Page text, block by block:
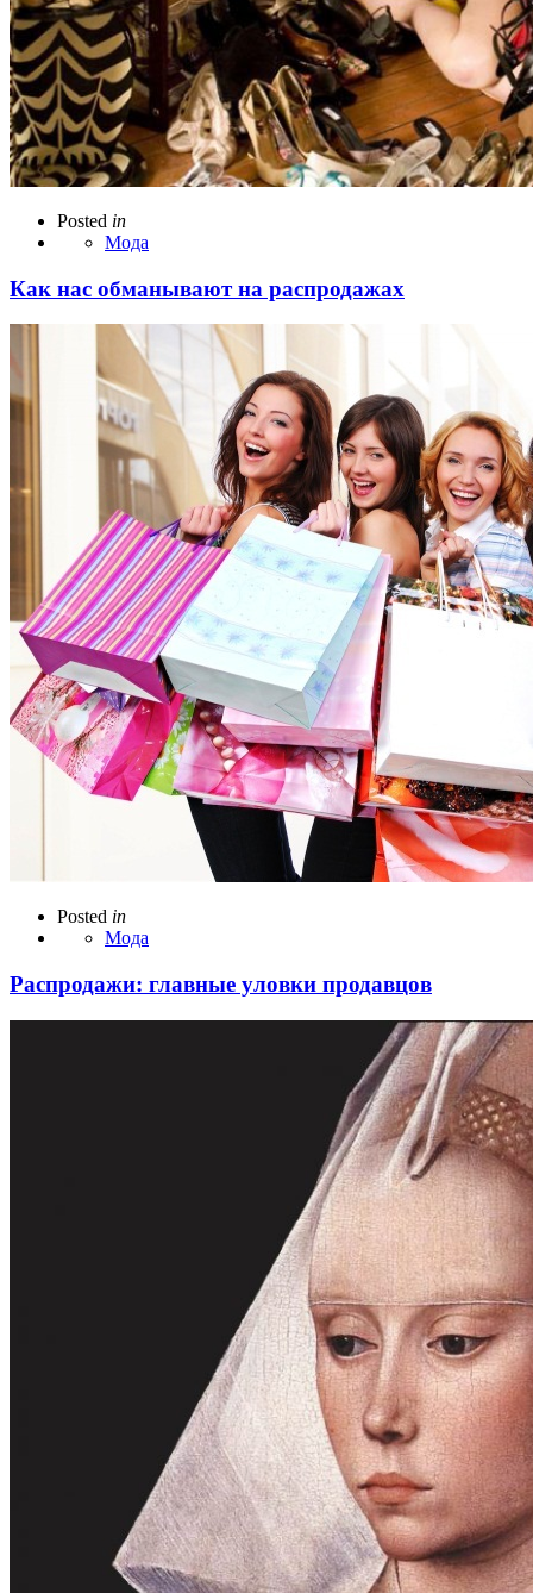
Posted in
Мода
Как нас обманывают на распродажах
Posted in
Мода
Распродажи: главные уловки продавцов